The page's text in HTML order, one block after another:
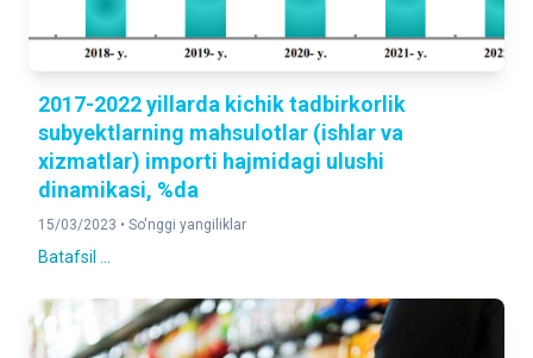
2017-2022 yillarda kichik tadbirkorlik
subyektlarning mahsulotlar (ishlar va
xizmatlar) importi hajmidagi ulushi
dinamikasi, %da
15/03/2023 • So'nggi yangiliklar
Batafsil ...